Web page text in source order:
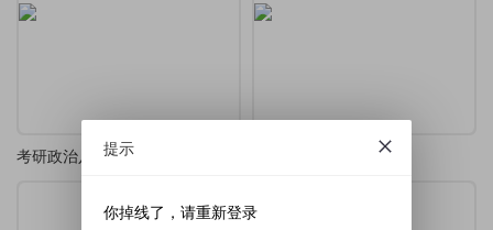
考研政治八讲（模板） 数学中的人工智能讲义
提示
你掉线了，请重新登录